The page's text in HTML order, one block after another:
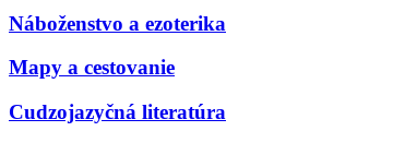
Náboženstvo a ezoterika
Mapy a cestovanie
Cudzojazyčná literatúra